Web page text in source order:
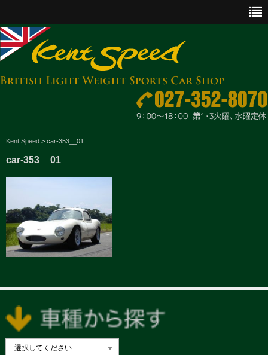
CAR SALES
PARTS
OTHER WORKS
GOODS & ACCESSORIES
Kent Speed > car-353__01
car-353__01